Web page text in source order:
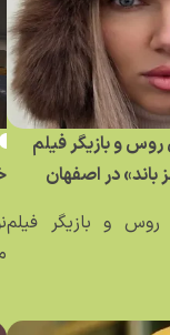
روس و بازیگر فیلم
در اصفهان
روس و بازیگر فیلم